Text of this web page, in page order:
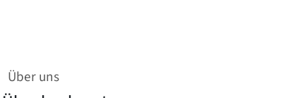
Über uns